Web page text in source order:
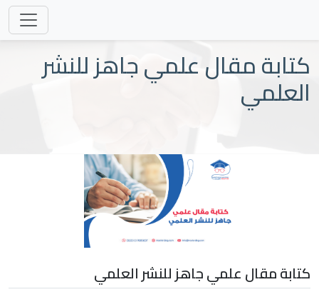
كتابة مقال علمي جاهز للنشر
العلمي
كتابة مقال علمي جاهز للنشر العلمي